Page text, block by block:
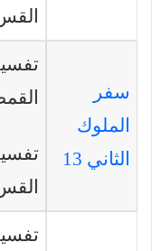
سفر
الملوك
الثاني 13